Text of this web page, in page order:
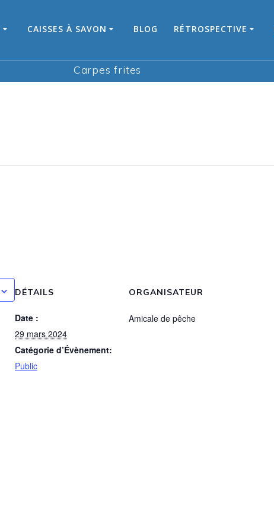
CAISSES À SAVON BLOG RÉTROSPECTIVE
Carpes frites
DÉTAILS
Date :
29 mars 2024
Catégorie d’Évènement:
Public
ORGANISATEUR
Amicale de pêche